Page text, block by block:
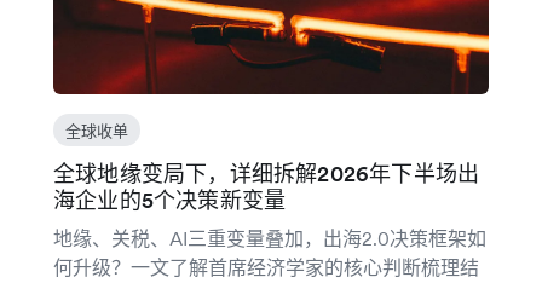
全球收单
全球地缘变局下，详细拆解2026年下半场出
海企业的5个决策新变量
地缘、关税、AI三重变量叠加，出海2.0决策框架如
何升级？一文了解首席经济学家的核心判断梳理结